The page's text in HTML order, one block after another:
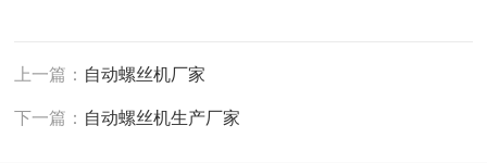
上一篇： 自动螺丝机厂家
下一篇： 自动螺丝机生产厂家